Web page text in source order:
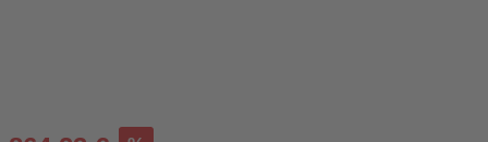
Verkaufspreis: